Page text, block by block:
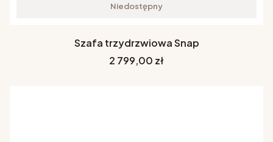
Niedostępny
Szafa trzydrzwiowa Snap
Cena
2 799,00 zł